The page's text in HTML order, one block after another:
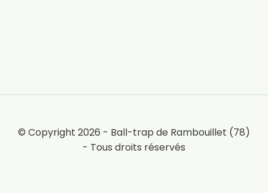
© Copyright 2026 - Ball-trap de Rambouillet (78)
- Tous droits réservés